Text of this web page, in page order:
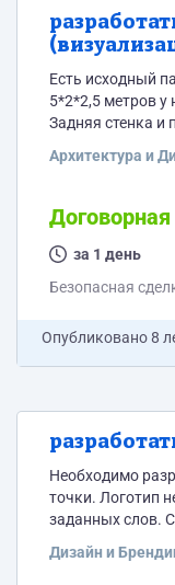
Есть исходный
5*2*2,5 метров у
Задняя стенка и
Павильон будет
стороны и по
того, что
необходимо
Архитектура и
Договорная
за 1 день
Безопасная
Опубликовано8
Необходимо
точки. Логотип
заданных слов.
добавить к
Дизайн и